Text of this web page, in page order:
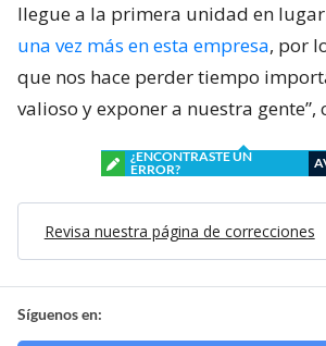
llegue a la primera unidad en
una vez más en esta empresa, por
que nos hace perder tiempo
valioso y exponer a nuestra gente”,
¿ENCONTRASTE UN
ERROR?
Revisa nuestra página de correcciones
Síguenos en: